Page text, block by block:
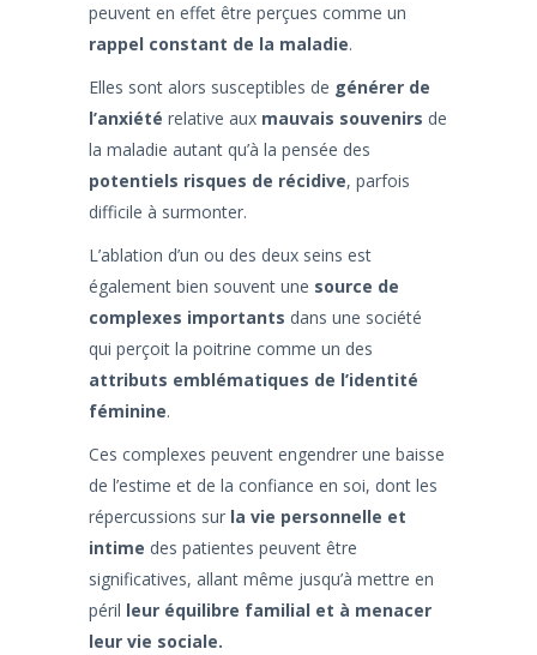
peuvent en effet être perçues comme un
rappel constant de la maladie.
Elles sont alors susceptibles de générer de
l’anxiété relative aux mauvais souvenirs de
la maladie autant qu’à la pensée des
potentiels risques de récidive, parfois
difficile à surmonter.
L’ablation d’un ou des deux seins est
également bien souvent une source de
complexes importants dans une société
qui perçoit la poitrine comme un des
attributs emblématiques de l’identité
féminine.
Ces complexes peuvent engendrer une baisse
de l’estime et de la confiance en soi, dont les
répercussions sur la vie personnelle et
intime des patientes peuvent être
significatives, allant même jusqu’à mettre en
péril leur équilibre familial et à menacer
leur vie sociale.